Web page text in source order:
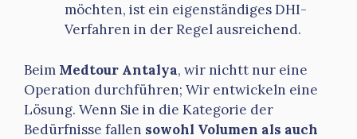
möchten, ist ein eigenständiges DHI-
Verfahren in der Regel ausreichend.
Beim Medtour Antalya, wir nichtt nur eine
Operation durchführen; Wir entwickeln eine
Lösung. Wenn Sie in die Kategorie der
Bedürfnisse fallen sowohl Volumen als auch